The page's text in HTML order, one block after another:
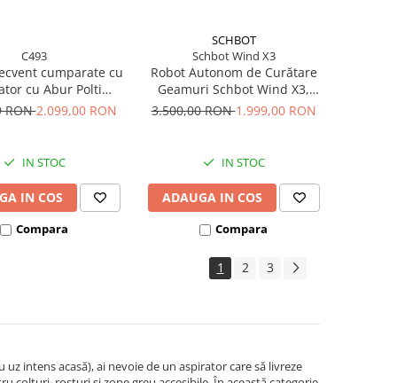
C493
cumparate cu
cu Abur Polti
Lecoaspira FAV 30,
Apa, Alb
RON2.099,00 RON
IN STOC
IN COS
Compara
SCHBOT
Schbot Wind X3
Robot Autonom de Curătare
Geamuri Schbot Wind X3,
Pulverizare Automata a Apei,
Curățare Umedă și Uscată,
3.500,00 RON1.999,00 RON
IN STOC
ADAUGA IN COS
Compara
1 2 3
intens acasă), ai nevoie de un aspirator care să livreze